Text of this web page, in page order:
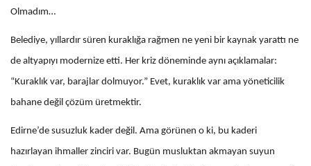
Olmadım…
Belediye, yıllardır süren kuraklığa rağmen ne yeni bir kaynak yarattı ne
de altyapıyı modernize etti. Her kriz döneminde aynı açıklamalar:
“Kuraklık var, barajlar dolmuyor.” Evet, kuraklık var ama yöneticilik
bahane değil çözüm üretmektir.
Edirne’de susuzluk kader değil. Ama görünen o ki, bu kaderi
hazırlayan ihmaller zinciri var. Bugün musluktan akmayan suyun